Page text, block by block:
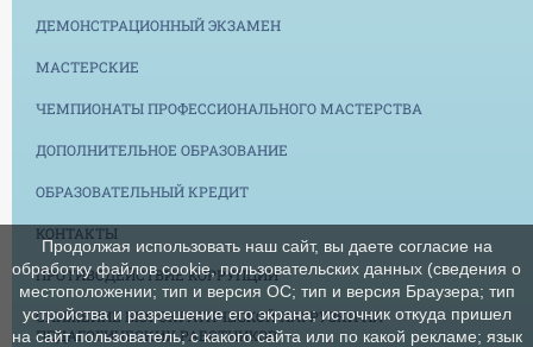
ДЕМОНСТРАЦИОННЫЙ ЭКЗАМЕН
МАСТЕРСКИЕ
ЧЕМПИОНАТЫ ПРОФЕССИОНАЛЬНОГО МАСТЕРСТВА
ДОПОЛНИТЕЛЬНОЕ ОБРАЗОВАНИЕ
ОБРАЗОВАТЕЛЬНЫЙ КРЕДИТ
КОНТАКТЫ
ПРОТИВОДЕЙСТВИЕ КОРРУПЦИИ
СНИЖЕНИЕ БЮРОКРАТИЧЕСКОЙ НАГРУЗКИ НА
ПЕДАГОГИЧЕСКИХ РАБОТНИКОВ
Продолжая использовать наш сайт, вы даете согласие на
обработку файлов cookie, пользовательских данных (сведения о
местоположении; тип и версия ОС; тип и версия Браузера; тип
устройства и разрешение его экрана; источник откуда пришел
на сайт пользователь; с какого сайта или по какой рекламе; язык